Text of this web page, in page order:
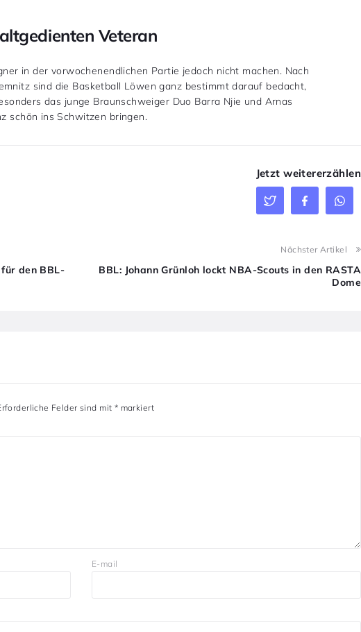
Veteran
in der vorwochenendlichen Partie jedoch nicht machen. Nach
sind die Basketball Löwen ganz bestimmt darauf bedacht,
das junge Braunschweiger Duo Barra Njie und Arnas
schön ins Schwitzen bringen.
Jetzt weitererzählen
den BBL-
Nächster Artikel
BBL: Johann Grünloh lockt NBA-Scouts in den RASTA
Dome
Felder sind mit * markiert
E-mail